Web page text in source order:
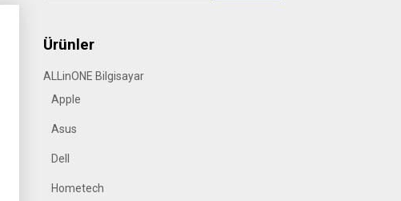
Ürünler
ALLinONE Bilgisayar
Apple
Asus
Dell
Hometech